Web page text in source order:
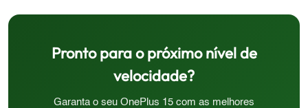
Pronto para o próximo nível de
velocidade?
Garanta o seu OnePlus 15 com as melhores